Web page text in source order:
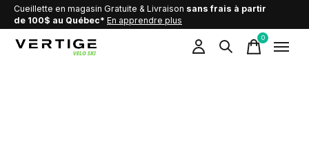
Cueillette en magasin Gratuite & Livraison sans frais à partir
de 100$ au Québec* En apprendre plus
0items